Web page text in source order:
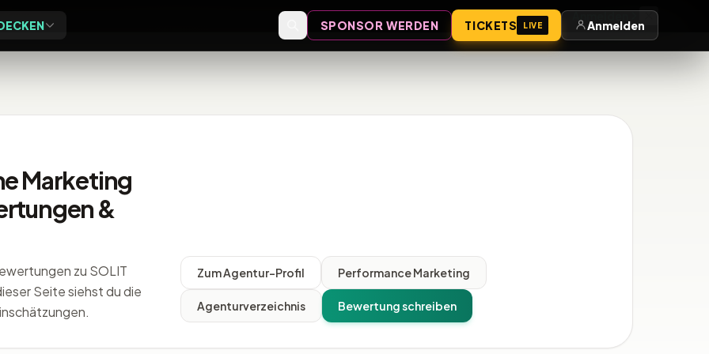
Anmelden
Speaker-Profile und Archiv
SPONSOR WERDEN TICKETS LIVE Anmelden
Marketing
&
zu SOLIT
Seite siehst du die
Zum Agentur-Profil Performance Marketing
Agenturverzeichnis Bewertung schreiben